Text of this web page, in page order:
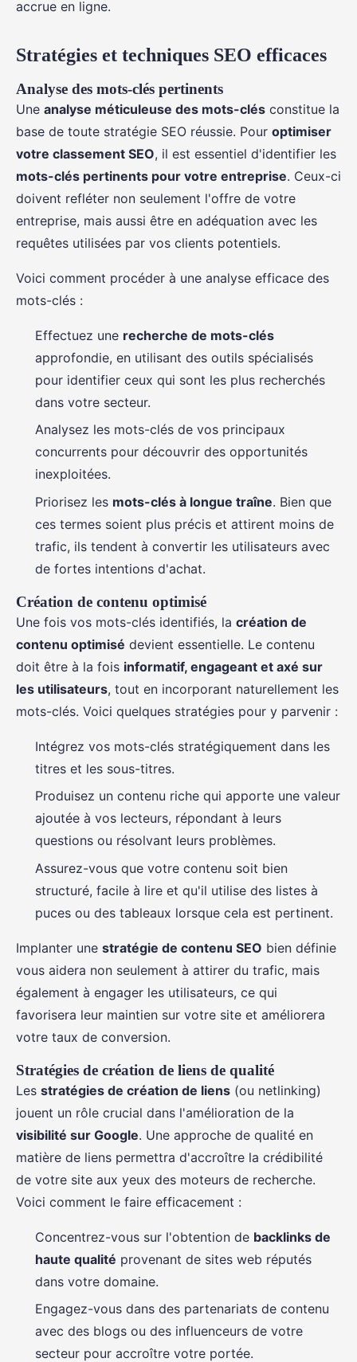
accrue en ligne.
Stratégies et techniques SEO efficaces
Analyse des mots-clés pertinents
Une analyse méticuleuse des mots-clés constitue la
base de toute stratégie SEO réussie. Pour optimiser
votre classement SEO, il est essentiel d'identifier les
mots-clés pertinents pour votre entreprise. Ceux-ci
doivent refléter non seulement l'offre de votre
entreprise, mais aussi être en adéquation avec les
requêtes utilisées par vos clients potentiels.
Voici comment procéder à une analyse efficace des
mots-clés :
Effectuez une recherche de mots-clés
approfondie, en utilisant des outils spécialisés
pour identifier ceux qui sont les plus recherchés
dans votre secteur.
Analysez les mots-clés de vos principaux
concurrents pour découvrir des opportunités
inexploitées.
Priorisez les mots-clés à longue traîne. Bien que
ces termes soient plus précis et attirent moins de
trafic, ils tendent à convertir les utilisateurs avec
de fortes intentions d'achat.
Création de contenu optimisé
Une fois vos mots-clés identifiés, la création de
contenu optimisé devient essentielle. Le contenu
doit être à la fois informatif, engageant et axé sur
les utilisateurs, tout en incorporant naturellement les
mots-clés. Voici quelques stratégies pour y parvenir :
Intégrez vos mots-clés stratégiquement dans les
titres et les sous-titres.
Produisez un contenu riche qui apporte une valeur
ajoutée à vos lecteurs, répondant à leurs
questions ou résolvant leurs problèmes.
Assurez-vous que votre contenu soit bien
structuré, facile à lire et qu'il utilise des listes à
puces ou des tableaux lorsque cela est pertinent.
Implanter une stratégie de contenu SEO bien définie
vous aidera non seulement à attirer du trafic, mais
également à engager les utilisateurs, ce qui
favorisera leur maintien sur votre site et améliorera
votre taux de conversion.
Stratégies de création de liens de qualité
Les stratégies de création de liens (ou netlinking)
jouent un rôle crucial dans l'amélioration de la
visibilité sur Google. Une approche de qualité en
matière de liens permettra d'accroître la crédibilité
de votre site aux yeux des moteurs de recherche.
Voici comment le faire efficacement :
Concentrez-vous sur l'obtention de backlinks de
haute qualité provenant de sites web réputés
dans votre domaine.
Engagez-vous dans des partenariats de contenu
avec des blogs ou des influenceurs de votre
secteur pour accroître votre portée.